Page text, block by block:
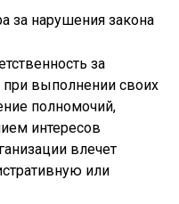
за
при выполнении своих
полномочий,
интересов
влечет
или